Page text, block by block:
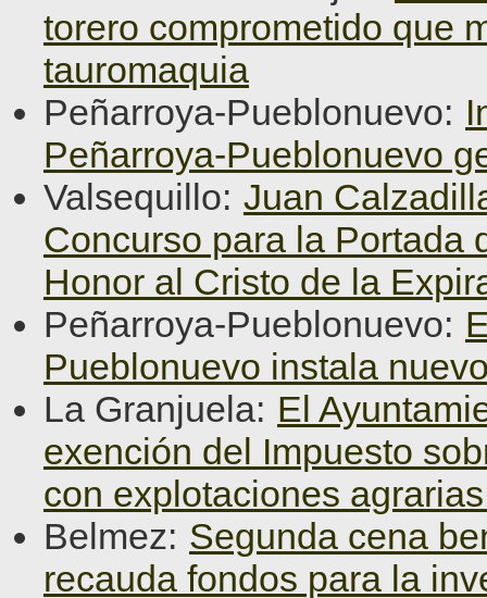
torero comprometido que
tauromaquia
Peñarroya-Pueblonuevo:
Peñarroya-Pueblonuevo
Valsequillo: Juan
Concurso para la Portada
Honor al Cristo de la
Peñarroya-Pueblonuevo:
Pueblonuevo instala
La Granjuela: El
exención del Impuesto
con explotaciones
Belmez: Segunda cena
recauda fondos para la